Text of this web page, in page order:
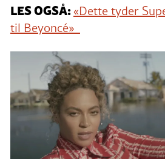
LES OGSÅ:«Dette tyder
til Beyoncé»